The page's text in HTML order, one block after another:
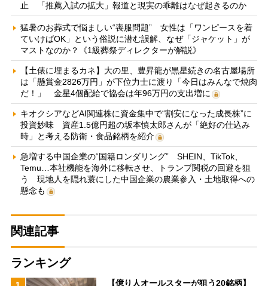
止 「推薦入試の拡大」報道と現実の乖離はなぜ起きるのか
猛暑のお葬式で悩ましい“喪服問題” 女性は「ワンピースを着
ていけばOK」という俗説に潜む誤解、なぜ「ジャケット」が
マストなのか？《1級葬祭ディレクターが解説》
【土俵に埋まるカネ】大の里、豊昇龍が黒星続きの名古屋場所
は「懸賞金2826万円」が下位力士に渡り「今日はみんなで焼肉
だ！」 金星4個配給で協会は年96万円の支出増に
キオクシアなどAI関連株に資金集中で“割安になった成長株”に
投資妙味 資産1.5億円超の坂本慎太郎さんが「絶好の仕込み
時」と考える防衛・食品銘柄を紹介
急増する中国企業の“国籍ロンダリング” SHEIN、TikTok、
Temu…本社機能を海外に移転させ、トランプ関税の回避を狙
う 現地人を隠れ蓑にした中国企業の農業参入・土地取得への
懸念も
関連記事
ランキング
【億り人オールスターが狙う20銘柄】